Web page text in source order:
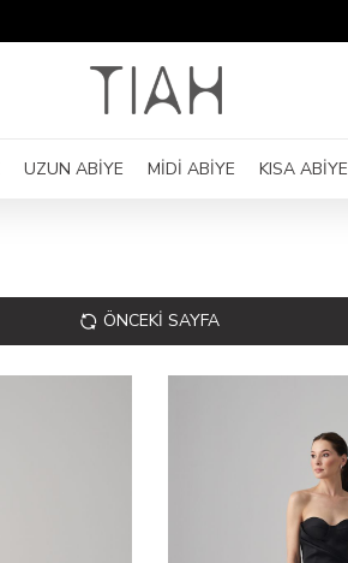
UZUN ABİYE MİDİ ABİYE KISA ABİYE
ÖNCEKI SAYFA